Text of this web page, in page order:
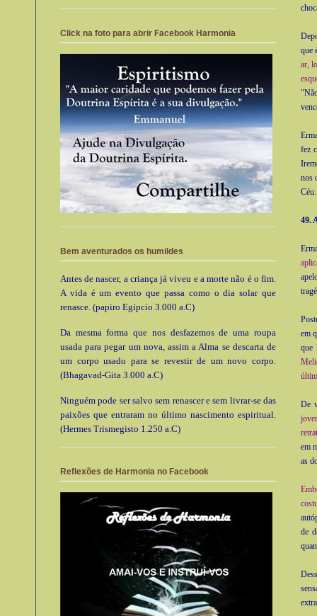
que
ar,
fez
nos
49.
em
que
De
em
as
de
Click na foto para abrir Facebook Harmonia
Bem aventurados os humildes
Antes de nascer, a criança já viveu e a morte não é o fim.
A vida é um evento que passa como o dia solar que
renasce. (papiro Egípcio 3.000 a.C)
Da mesma forma que nos desfazemos de uma roupa
usada para pegar um nova, assim a Alma se descarta de
um corpo usado para se revestir de um novo corpo.
(Bhagavad-Gita 3.000 a.C)
Ninguém pode ser salvo sem renascer e sem livrar-se das
paixões que entraram no último nascimento espiritual.
(Hermes Trismegisto 1.250 a.C)
Reflexões de Harmonia no Facebook